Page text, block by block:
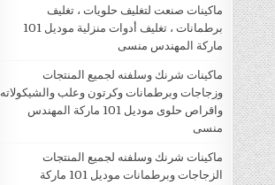
ماكينات صنعت لتغليف حلويات ، تغليف
برطمانات ، تغليف أدوات منزلية موديل 101
ماركة المهندس منسى
ماكينات شرنك وسلفنه لجميع المنتجات
وزجاجات وبرطمانات وكرتون وعلب والشيكولاته
واقراص حلوى موديل 101 ماركة المهندس
منسى
ماكينات شرنك وسلفنه لجميع المنتجات
الزجاجات وبرطمانات موديل 101 ماركة